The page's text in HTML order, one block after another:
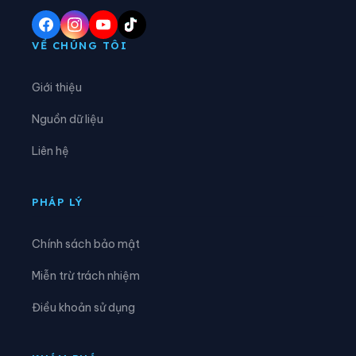
Phường Cầu Kiệu
Phường Chánh Hưng
Phường Gò Vấp
VỀ CHÚNG TÔI
Giới thiệu
Nguồn dữ liệu
Liên hệ
PHÁP LÝ
Chính sách bảo mật
Miễn trừ trách nhiệm
Điều khoản sử dụng